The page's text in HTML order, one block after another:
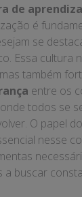
de
é
se
Essa cultura
também
entre os
todos se
O papel do
nesse
a buscar